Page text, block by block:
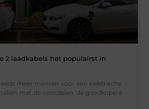
2 laadkabels het populairst in
meer mensen voor een elektrische
met de voordelen, de goedkopere